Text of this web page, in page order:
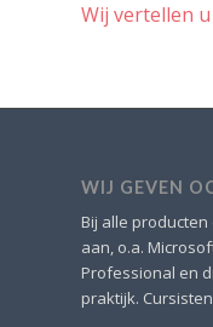
Wij vertellen
WIJ GEVEN
Bij alle
aan, o.a.
Professional en
praktijk.